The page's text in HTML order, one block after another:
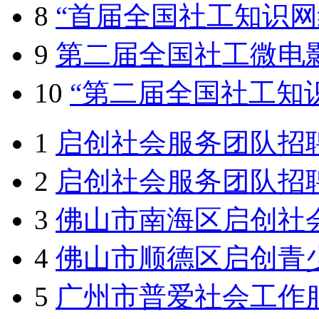
8 “首届全国社工知识
9 第二届全国社工微电
10 “第二届全国社工知
1 启创社会服务团队
2 启创社会服务团队招
3 佛山市南海区启创社
4 佛山市顺德区启创青
5 广州市普爱社会工作